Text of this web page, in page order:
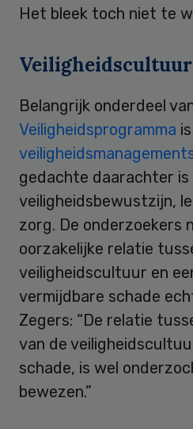
Het bleek toch niet te
Veiligheidscultuur
Belangrijk onderdeel
Veiligheidsprogramma
gedachte daarachter is
veiligheidsbewustzijn,
zorg. De onderzoekers
oorzakelijke relatie
veiligheidscultuur en
vermijdbare schade
Zegers: “De relatie
van de
schade, is wel
bewezen.”